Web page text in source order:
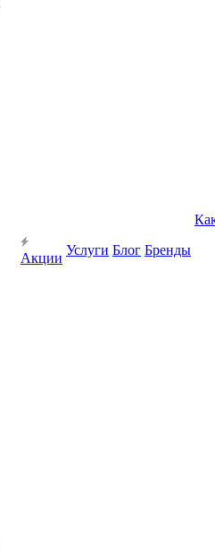
Акции
Услуги Блог Бренды